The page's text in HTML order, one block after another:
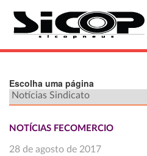
Escolha uma página
NOTÍCIAS FECOMERCIO
28 de agosto de 2017